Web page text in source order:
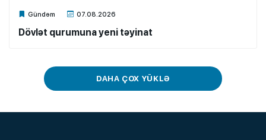
Gündəm 07.08.2026
Xalq.Online
Dövlət qurumuna yeni təyinat
DAHA ÇOX YÜKLƏ